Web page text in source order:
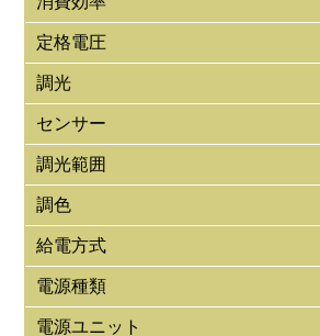
定格電圧
調光
センサー
調光範囲
調色
給電方式
電源種類
電源ユニット